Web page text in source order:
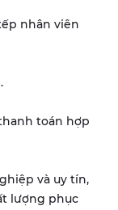
nhân viên
toán hợp
và uy tín,
lượng phục